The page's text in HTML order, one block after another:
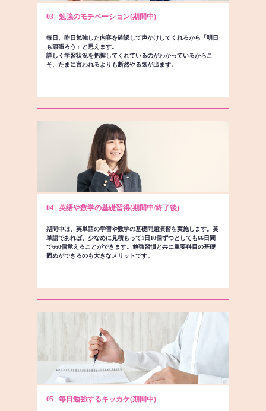
03 | 勉強のモチベーション(期間中)
毎日、昨日勉強した内容を確認して声かけしてくれるから「明日
も頑張ろう」と思えます。
詳しく学習状況を把握してくれているのがわかっているからこ
そ、たまに言われるよりも断然やる気が出ます。
04 | 英語や数学の基礎習得(期間中/終了後)
期間中は、英単語の学習や数学の基礎問題演習を実施します。英
単語であれば、少なめに見積もって1日10個ずつとしても66日間
で660個覚えることができます。勉強習慣と共に重要科目の基礎
固めができるのも大きなメリットです。
05 | 毎日勉強するキッカケ(期間中)